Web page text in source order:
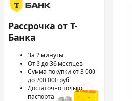
Рассрочка от Т-
Банка
За 2 минуты
От 3 до 36 месяцев
Сумма покупки от 3 000
до 200 000 руб
Достаточно только
паспорта